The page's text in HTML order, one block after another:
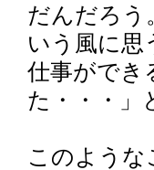
だんだろう
いう風に思
仕事ができ
た・・・」
このような